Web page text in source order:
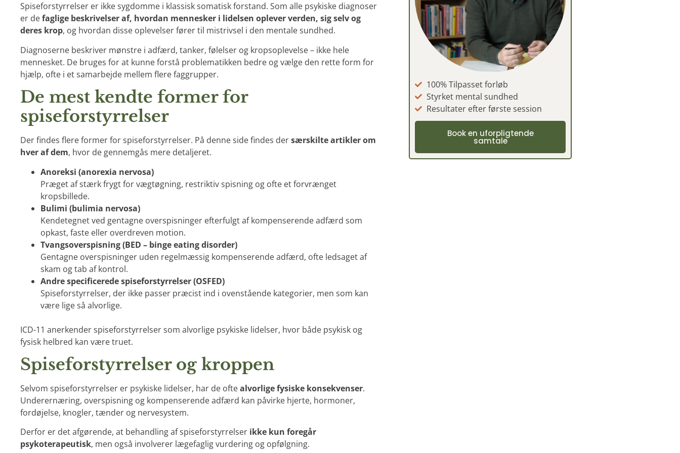
Spiseforstyrrelser er ikke sygdomme i klassisk somatisk forstand. Som alle psykiske diagnoser
er defaglige beskrivelser af, hvordan mennesker i lidelsen oplever verden, sig selv og
deres krop, og hvordan disse oplevelser fører til mistrivsel i den mentale sundhed.
Diagnoserne beskriver mønstre i adfærd, tanker, følelser og kropsoplevelse – ikke hele
mennesket. De bruges for at kunne forstå problematikken bedre og vælge den rette form for
hjælp, ofte i et samarbejde mellem flere faggrupper.
De mest kendte former for
spiseforstyrrelser
Der findes flere former for spiseforstyrrelser. På denne side findes dersærskilte artikler om
hver af dem, hvor de gennemgås mere detaljeret.
Anoreksi (anorexia nervosa)
Præget af stærk frygt for vægtøgning, restriktiv spisning og ofte et forvrænget
kropsbillede.
Bulimi (bulimia nervosa)
Kendetegnet ved gentagne overspisninger efterfulgt af kompenserende adfærd som
opkast, faste eller overdreven motion.
Tvangsoverspisning (BED – binge eating disorder)
Gentagne overspisninger uden regelmæssig kompenserende adfærd, ofte ledsaget af
skam og tab af kontrol.
Andre specificerede spiseforstyrrelser (OSFED)
Spiseforstyrrelser, der ikke passer præcist ind i ovenstående kategorier, men som kan
være lige så alvorlige.
ICD-11 anerkender spiseforstyrrelser som alvorlige psykiske lidelser, hvor både psykisk og
fysisk helbred kan være truet.
Spiseforstyrrelser og kroppen
Selvom spiseforstyrrelser er psykiske lidelser, har de oftealvorlige fysiske konsekvenser.
Underernæring, overspisning og kompenserende adfærd kan påvirke hjerte, hormoner,
fordøjelse, knogler, tænder og nervesystem.
Derfor er det afgørende, at behandling af spiseforstyrrelser ikke kun foregår
psykoterapeutisk, men også involverer lægefaglig vurdering og opfølgning.
100% Tilpasset forløb
Styrket mental sundhed
Resultater efter første session
Book en uforpligtende
samtale